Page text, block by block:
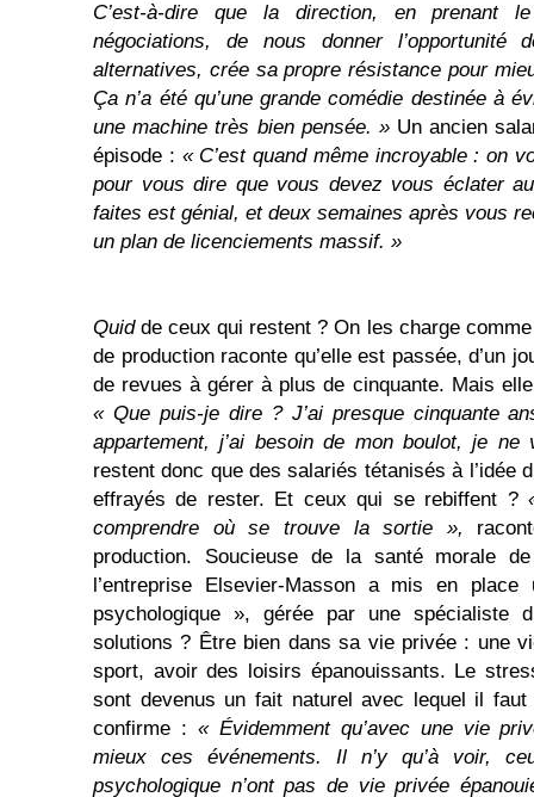
C’est-à-dire que la direction, en prenant
négociations, de nous donner l’opportunité
alternatives, crée sa propre résistance pour
Ça n’a été qu’une grande comédie destinée à
une machine très bien pensée. »Un ancien
épisode : « C’est quand même incroyable : on
pour vous dire que vous devez vous éclater
faites est génial, et deux semaines après vous
un plan de licenciements massif. »
Quidde ceux qui restent ? On les charge
de production raconte qu’elle est passée, d’un
de revues à gérer à plus de cinquante. Mais
« Que puis-je dire ? J’ai presque cinquante
appartement, j’ai besoin de mon boulot, je
restent donc que des salariés tétanisés à l’idée
effrayés de rester. Et ceux qui se rebiffent ?
comprendre où se trouve la sortie »,
production. Soucieuse de la santé morale
l’entreprise Elsevier-Masson a mis en
psychologique », gérée par une spécialiste
solutions ? Être bien dans sa vie privée : une
sport, avoir des loisirs épanouissants. Le
sont devenus un fait naturel avec lequel il faut
confirme : « Évidemment qu’avec une vie
mieux ces événements. Il n’y qu’à voir,
psychologique n’ont pas de vie privée